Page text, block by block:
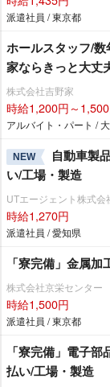
派遣社員 / 東京都
ホールスタッフ/
家ならきっと大丈
株式会社吉野家
時給1,200円～
アルバイト・パート /
NEW
自動車製
い/工場・製造
UTエージェント株式会
時給1,270円
派遣社員 / 愛知県
「寮完備」金属
株式会社京栄センター
時給1,500円
派遣社員 / 東京都
「寮完備」電子
払い/工場・製造